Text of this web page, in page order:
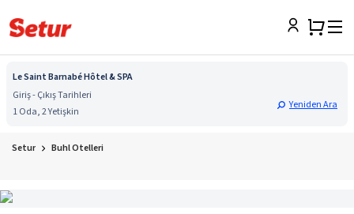
Le Saint Barnabé Hôtel & SPA
Giriş - Çıkış Tarihleri
1 Oda, 2 Yetişkin
Yeniden Ara
Setur Buhl Otelleri